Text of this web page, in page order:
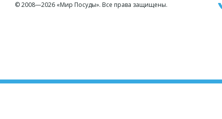
© 2008—2026 «Мир Посуды». Все права защищены.